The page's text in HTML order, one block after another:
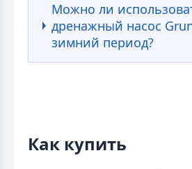
Можно ли
дренажный насос
зимний период?
Как купить